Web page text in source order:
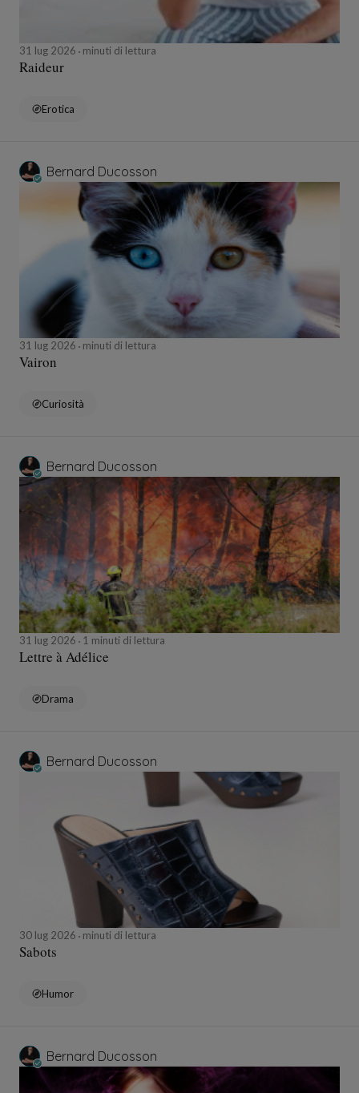
31 lug 2026 minuti di lettura
Raideur
Erotica
Bernard Ducosson
31 lug 2026 minuti di lettura
Vairon
Curiosità
Bernard Ducosson
31 lug 2026 1 minuti di lettura
Lettre à Adélice
Drama
Bernard Ducosson
30 lug 2026 minuti di lettura
Sabots
Humor
Bernard Ducosson